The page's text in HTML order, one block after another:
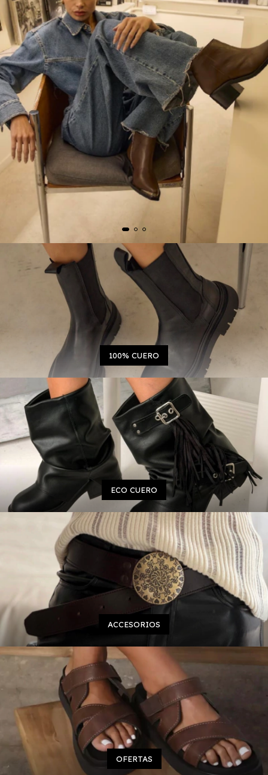
100% CUERO
ECO CUERO
ACCESORIOS
OFERTAS